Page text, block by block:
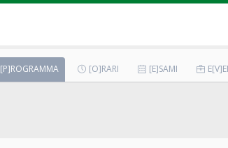
[P]ROGRAMMA [O]RARI [E]SAMI